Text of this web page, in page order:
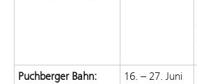
PuchbergerBahn:
16. – 27. Juni